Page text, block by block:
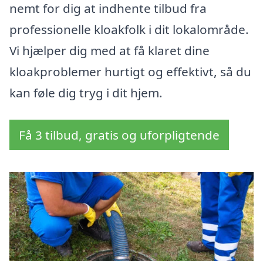
nemt for dig at indhente tilbud fra
professionelle kloakfolk i dit lokalområde.
Vi hjælper dig med at få klaret dine
kloakproblemer hurtigt og effektivt, så du
kan føle dig tryg i dit hjem.
Få 3 tilbud, gratis og uforpligtende